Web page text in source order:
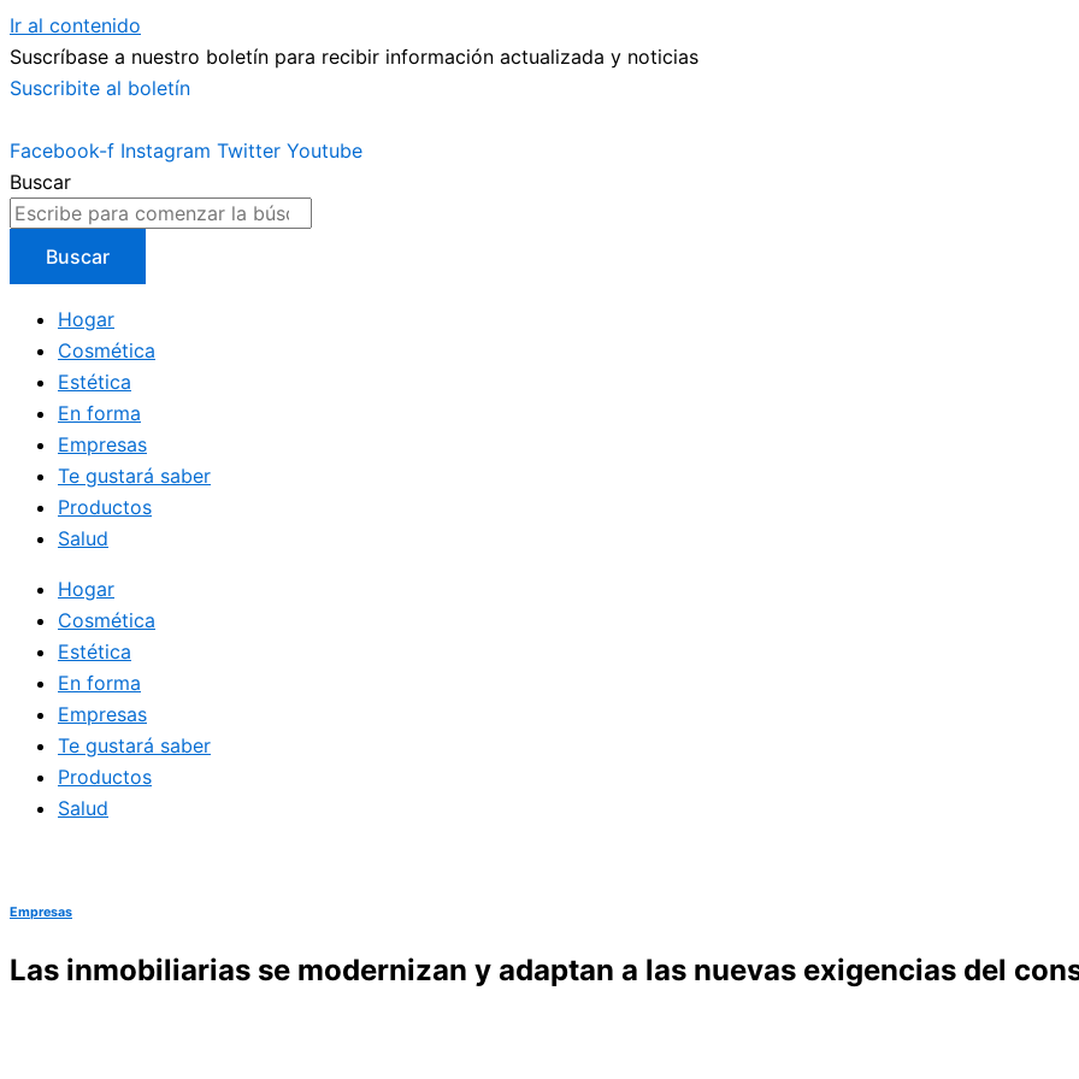
Ir al contenido
Suscríbase a nuestro boletín para recibir información actualizada y noticias
Suscribite al boletín
Facebook-f Instagram Twitter Youtube
Buscar
Buscar
Hogar
Cosmética
Estética
En forma
Empresas
Te gustará saber
Productos
Salud
Hogar
Cosmética
Estética
En forma
Empresas
Te gustará saber
Productos
Salud
Empresas
Las inmobiliarias se modernizan y adaptan a las nuevas exigencias del